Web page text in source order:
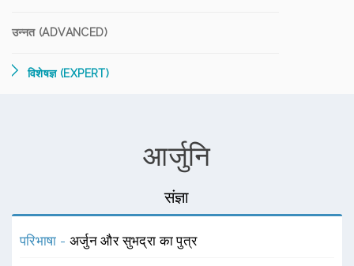
उन्नत (ADVANCED)
विशेषज्ञ (EXPERT)
आर्जुनि
संज्ञा
परिभाषा - अर्जुन और सुभद्रा का पुत्र